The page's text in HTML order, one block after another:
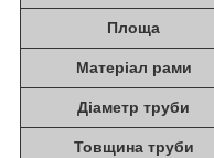
Площа
Матеріал рами
Діаметр труби
Товщина труби